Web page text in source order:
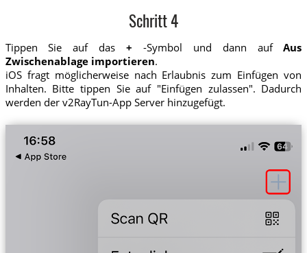
Schritt 4
Tippen Sie auf das+ -Symbol und dann aufAus
Zwischenablage importieren.
iOS fragt möglicherweise nach Erlaubnis zum Einfügen von
Inhalten. Bitte tippen Sie auf "Einfügen zulassen". Dadurch
werden der v2RayTun-App Server hinzugefügt.